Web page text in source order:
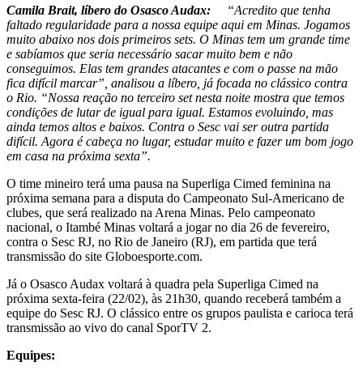
Camila Brait, líbero do Osasco Audax:
“Acredito que tenha
faltado regularidade para a nossa equipe aqui em Minas. Jogamos
muito abaixo nos dois primeiros sets. O Minas tem um grande time
e sabíamos que seria necessário sacar muito bem e não
conseguimos. Elas tem grandes atacantes e com o passe na mão
fica difícil marcar”, analisou a líbero, já focada no clássico contra
o Rio. “Nossa reação no terceiro set nesta noite mostra que temos
condições de lutar de igual para igual. Estamos evoluindo, mas
ainda temos altos e baixos. Contra o Sesc vai ser outra partida
difícil. Agora é cabeça no lugar, estudar muito e fazer um bom jogo
em casa na próxima sexta”.
O time mineiro terá uma pausa na Superliga Cimed feminina na
próxima semana para a disputa do Campeonato Sul-Americano de
clubes, que será realizado na Arena Minas. Pelo campeonato
nacional, o Itambé Minas voltará a jogar no dia 26 de fevereiro,
contra o Sesc RJ, no Rio de Janeiro (RJ), em partida que terá
transmissão do site Globoesporte.com.
Já o Osasco Audax voltará à quadra pela Superliga Cimed na
próxima sexta-feira (22/02), às 21h30, quando receberá também a
equipe do Sesc RJ. O clássico entre os grupos paulista e carioca terá
transmissão ao vivo do canal SporTV 2.
Equipes: